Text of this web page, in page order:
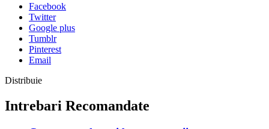
Facebook
Twitter
Google plus
Tumblr
Pinterest
Email
Distribuie
Intrebari Recomandate